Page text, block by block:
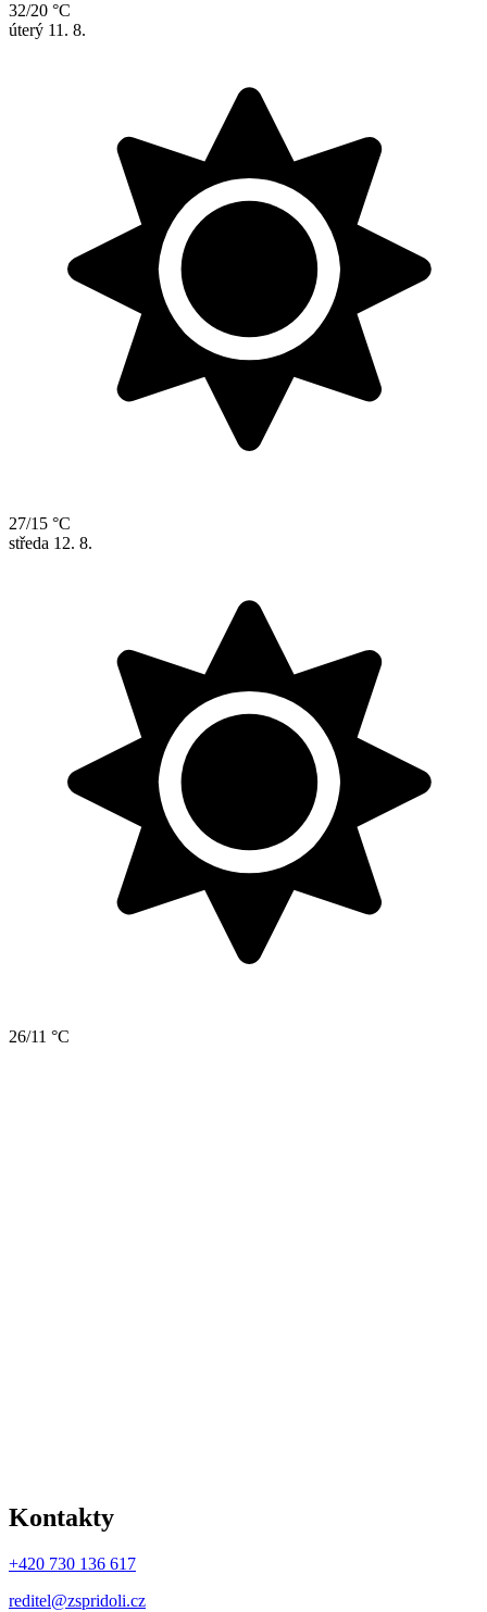
32/20 °C
úterý 11. 8.
27/15 °C
středa 12. 8.
26/11 °C
Kontakty
+420 730 136 617
reditel@zspridoli.cz